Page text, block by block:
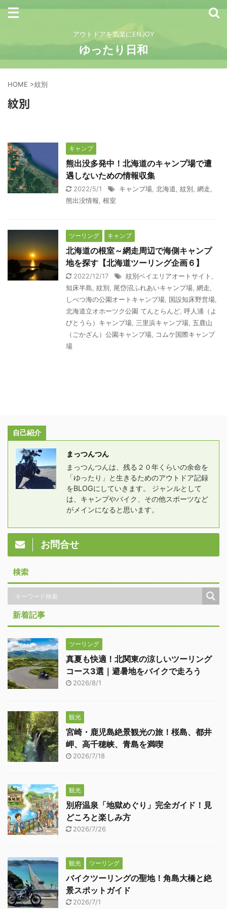
アウトドアを気楽にENJOY
ゆったり日和
HOME >紋別
紋別
キャンプ
熊出没多発中！北海道のキャンプ場で遭
遇しないための情報収集
2022/5/1 キャンプ場 北海道 紋別 網走
熊出没情報 根室
ツーリング キャンプ
北海道の根室～網走周辺で海側キャンプ
地を探す【北海道ツーリング企画６】
2022/12/17 紋別ベイエリアオートサイト
知床半島 紋別 尾岱沼ふれあいキャンプ場 網走
しべつ海の公園オートキャンプ場 国設知床野営場
北海道立オホーツク公園 てんとらんど 呼人浦（よ
びとうら）キャンプ場 三里浜キャンプ場 五鹿山
（ごかざん）公園キャンプ場
コムケ国際キャンプ
場
自己紹介
まっつんつん
まっつんつんは、残る２０年くらいの余命を
「ゆったり」と生きるためのアウトドア記録
をBLOGにしていきます。 ジャンルとして
は、キャンプやバイク、その他スポーツなど
がメインになると思います。
お問合せ
検索
新着記事
ツーリング
真夏も快適！北関東の涼しいツーリング
コース3選｜避暑地をバイクで走ろう
2026/8/1
観光
宮崎・鹿児島絶景観光の旅！桜島、都井
岬、高千穂峡、青島を満喫
2026/7/18
観光
別府温泉「地獄めぐり」完全ガイド！見
どころと楽しみ方
2026/7/26
観光 ツーリング
バイクツーリングの聖地！角島大橋と絶
景スポットガイド
2026/7/1